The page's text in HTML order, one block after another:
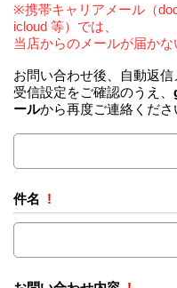
※携帯キャリアメール（
icloud 等）では、
当店からのメールが届かな
お問い合わせ後、自動返信
受信設定をご確認のうえ、
ールから再度ご連絡くださ
件名 !